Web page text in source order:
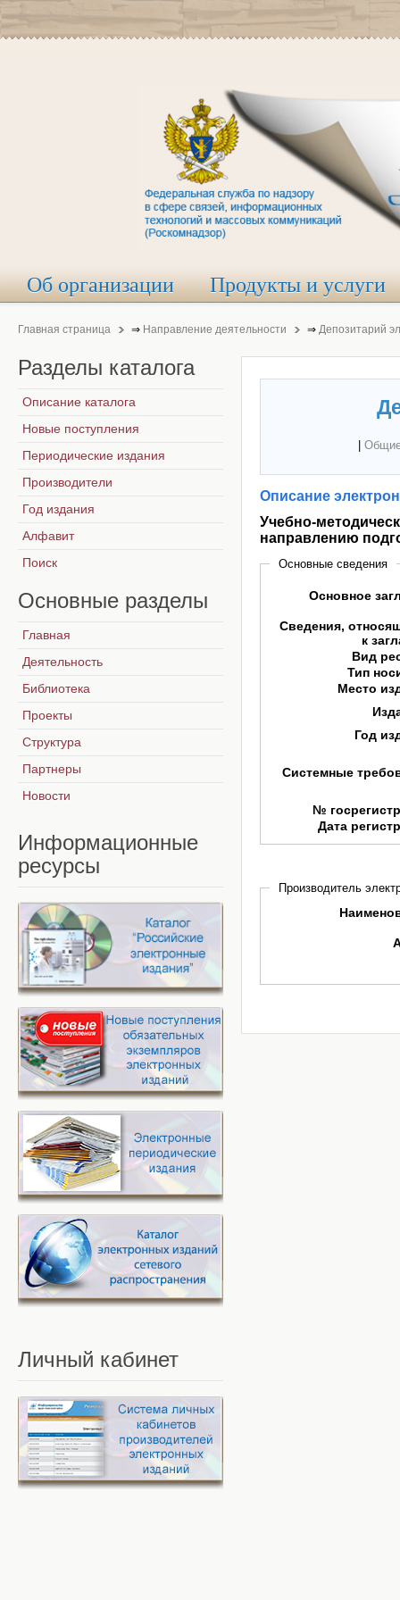
Об организации Продукты и услуги
Главная страница ⇒ Направление деятельности ⇒ Депозитарий
Описание
Учебно-
направлению
Основные сведения
Основное
Сведения,
к
Вид
Тип
Место
Год
Системные
№
Дата
Производитель
Разделы каталога
Описание каталога
Новые поступления
Периодические издания
Производители
Год издания
Алфавит
Поиск
Основные разделы
Главная
Деятельность
Библиотека
Проекты
Структура
Партнеры
Новости
Информационные
ресурсы
Личный кабинет